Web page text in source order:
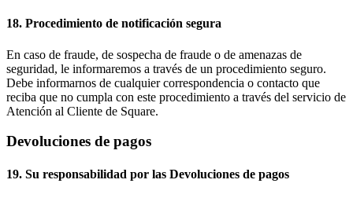
18. Procedimiento de notificación segura
En caso de fraude, de sospecha de fraude o de amenazas de
seguridad, le informaremos a través de un procedimiento seguro.
Debe informarnos de cualquier correspondencia o contacto que
reciba que no cumpla con este procedimiento a través del servicio de
Atención al Cliente de Square.
Devoluciones de pagos
19. Su responsabilidad por las Devoluciones de pagos